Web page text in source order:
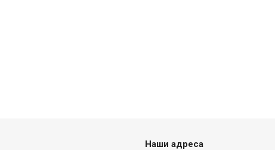
Наши адреса